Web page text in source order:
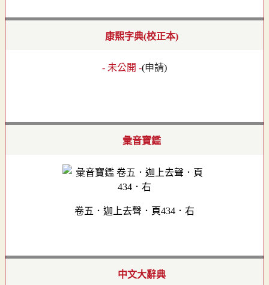
康熙字典(校正本)
- 未公開 -(申請)
彙音寶鑑
卷五．迦上去聲．頁434．右
中文大辭典